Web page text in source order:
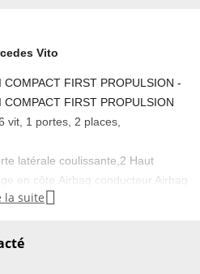
Vito
FIRST PROPULSION -
FIRST PROPULSION
vit, 1 portes, 2 places,
latérale coulissante,2 Haut
en côte,Airbag conducteur,Airbag
automatique,Antidémarrage
2 places,Boite à gants
la suite 